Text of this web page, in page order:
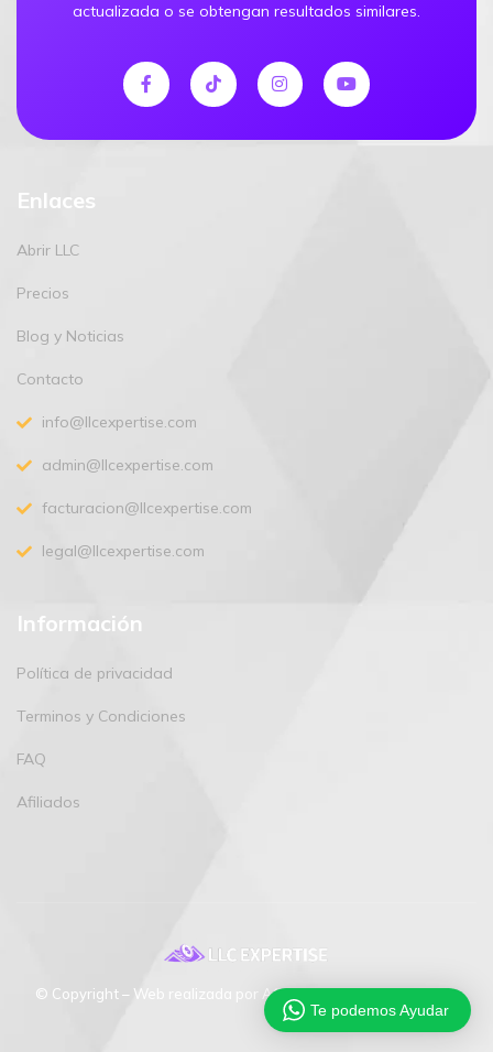
actualizada o se obtengan resultados similares.
Enlaces
Abrir LLC
Precios
Blog y Noticias
Contacto
info@llcexpertise.com
admin@llcexpertise.com
facturacion@llcexpertise.com
legal@llcexpertise.com
Información
Política de privacidad
Terminos y Condiciones
FAQ
Afiliados
© Copyright – Web realizada por Afiliazon. All rights reserved.
Te podemos Ayudar